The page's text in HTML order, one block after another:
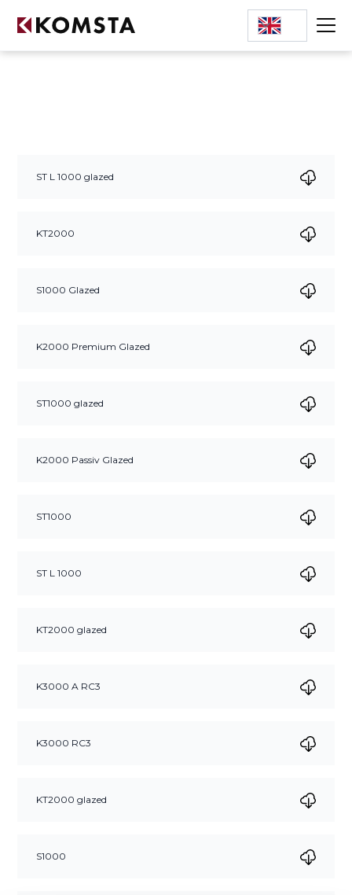
ST L 1000 glazed
KT2000
S1000 Glazed
K2000 Premium Glazed
ST1000 glazed
K2000 Passiv Glazed
ST1000
ST L 1000
KT2000 glazed
K3000 A RC3
K3000 RC3
KT2000 glazed
S1000